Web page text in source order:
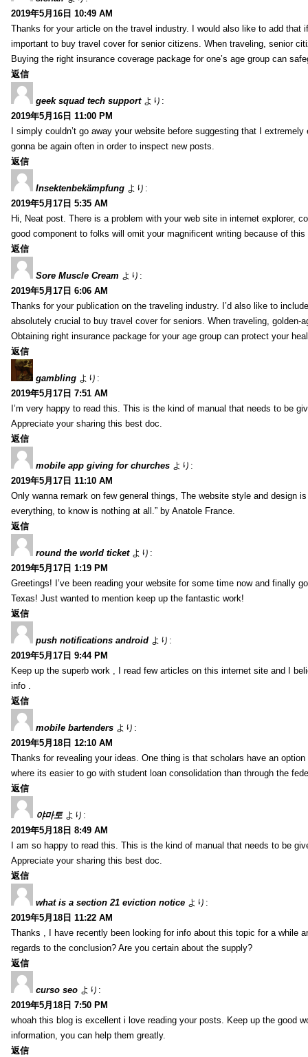
2019年5月16日 10:49 AM
Thanks for your article on the travel industry. I would also like to add that
important to buy travel cover for senior citizens. When traveling, senior
Buying the right insurance coverage package for one’s age group can
返信
geek squad tech support より:
2019年5月16日 11:00 PM
I simply couldn’t go away your website before suggesting that I
gonna be again often in order to inspect new posts.
返信
Insektenbekämpfung より:
2019年5月17日 5:35 AM
Hi, Neat post. There is a problem with your web site in internet explorer,
good component to folks will omit your magnificent writing because of this
返信
Sore Muscle Cream より:
2019年5月17日 6:06 AM
Thanks for your publication on the traveling industry. I’d also like to
absolutely crucial to buy travel cover for seniors. When traveling, golden-
Obtaining right insurance package for your age group can protect your
返信
gambling より:
2019年5月17日 7:51 AM
I’m very happy to read this. This is the kind of manual that needs to be
Appreciate your sharing this best doc.
返信
mobile app giving for churches より:
2019年5月17日 11:10 AM
Only wanna remark on few general things, The website style and design
everything, to know is nothing at all.” by Anatole France.
返信
round the world ticket より:
2019年5月17日 1:19 PM
Greetings! I’ve been reading your website for some time now and finally
Texas! Just wanted to mention keep up the fantastic work!
返信
push notifications android より:
2019年5月17日 9:44 PM
Keep up the superb work , I read few articles on this internet site and I
info .
返信
mobile bartenders より:
2019年5月18日 12:10 AM
Thanks for revealing your ideas. One thing is that scholars have an
where its easier to go with student loan consolidation than through the
返信
야마토 より:
2019年5月18日 8:49 AM
I am so happy to read this. This is the kind of manual that needs to be
Appreciate your sharing this best doc.
返信
what is a section 21 eviction notice より:
2019年5月18日 11:22 AM
Thanks , I have recently been looking for info about this topic for a while
regards to the conclusion? Are you certain about the supply?
返信
curso seo より:
2019年5月18日 7:50 PM
whoah this blog is excellent i love reading your posts. Keep up the good
information, you can help them greatly.
返信